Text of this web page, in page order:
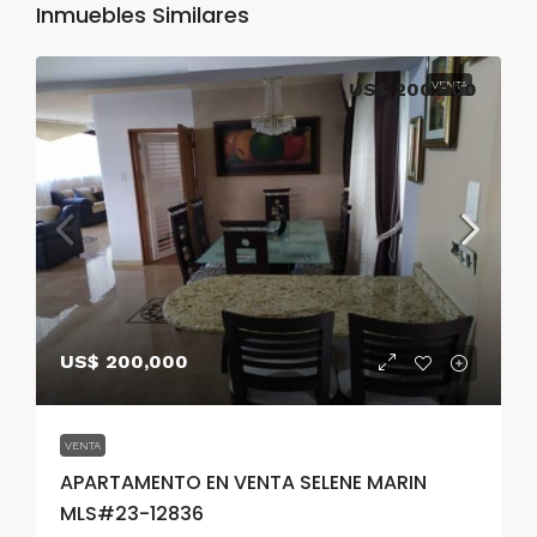
Inmuebles Similares
VENTA
US$ 200,000
VENTA
APARTAMENTO EN VENTA SELENE MARIN
MLS#23-12836
US$ 200,000